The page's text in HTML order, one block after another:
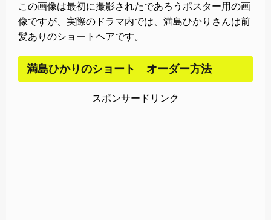
この画像は最初に撮影されたであろうポスター用の画
像ですが、実際のドラマ内では、満島ひかりさんは前
髪ありのショートヘアです。
満島ひかりのショート オーダー方法
スポンサードリンク